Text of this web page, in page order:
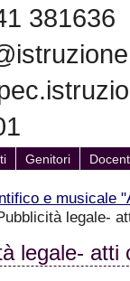
381636
Genitori
e musicale
legale-
legale- atti